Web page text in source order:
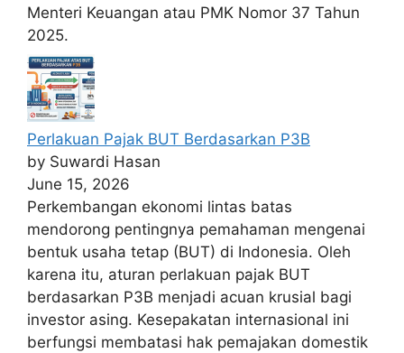
Menteri Keuangan atau PMK Nomor 37 Tahun
2025.
Perlakuan Pajak BUT Berdasarkan P3B
by Suwardi Hasan
June 15, 2026
Perkembangan ekonomi lintas batas
mendorong pentingnya pemahaman mengenai
bentuk usaha tetap (BUT) di Indonesia. Oleh
karena itu, aturan perlakuan pajak BUT
berdasarkan P3B menjadi acuan krusial bagi
investor asing. Kesepakatan internasional ini
berfungsi membatasi hak pemajakan domestik